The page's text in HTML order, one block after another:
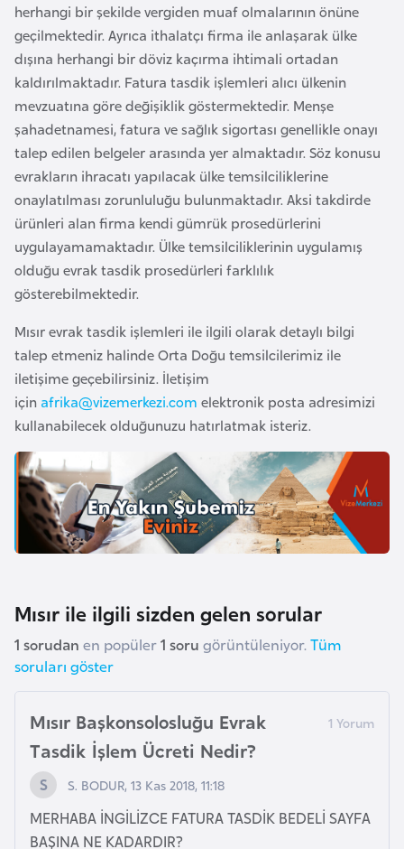
herhangi bir şekilde vergiden muaf olmalarının önüne
geçilmektedir. Ayrıca ithalatçı firma ile anlaşarak ülke
dışına herhangi bir döviz kaçırma ihtimali ortadan
kaldırılmaktadır. Fatura tasdik işlemleri alıcı ülkenin
mevzuatına göre değişiklik göstermektedir. Menşe
şahadetnamesi, fatura ve sağlık sigortası genellikle onayı
talep edilen belgeler arasında yer almaktadır. Söz konusu
evrakların ihracatı yapılacak ülke temsilciliklerine
onaylatılması zorunluluğu bulunmaktadır. Aksi takdirde
ürünleri alan firma kendi gümrük prosedürlerini
uygulayamamaktadır. Ülke temsilciliklerinin uygulamış
olduğu evrak tasdik prosedürleri farklılık
gösterebilmektedir.
Mısır evrak tasdik işlemleri ile ilgili olarak detaylı bilgi
talep etmeniz halinde Orta Doğu temsilcilerimiz ile
iletişime geçebilirsiniz. İletişim
için afrika@vizemerkezi.com elektronik posta adresimizi
kullanabilecek olduğunuzu hatırlatmak isteriz.
Mısır ile ilgili sizden gelen sorular
1 sorudan en popüler1 soru görüntüleniyor. Tüm
soruları göster
Mısır Başkonsolosluğu Evrak
Tasdik İşlem Ücreti Nedir?
S. BODUR, 13 Kas 2018, 11:18
MERHABA İNGİLİZCE FATURA TASDİK BEDELİ SAYFA
BAŞINA NE KADARDIR?
C
i
b
u
t
i
i
n
D
n
i
m
a
r
k
a
D
e
o
k
r
a
t
i
k
K
o
n
g